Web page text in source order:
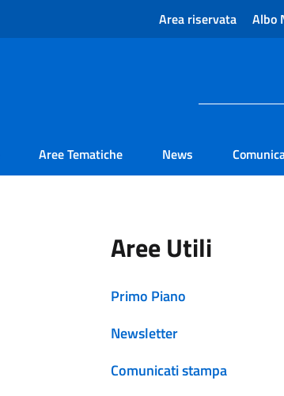
Area riservata Albo
Aree Tematiche News
Aree Utili
Primo Piano
Newsletter
Comunicati stampa